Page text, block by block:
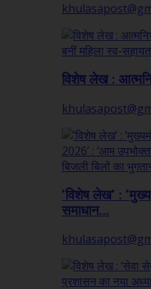
विशेष लेख :
’विशेष लेख’ :
समाधान...